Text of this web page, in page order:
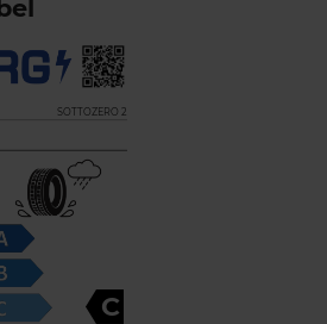
SOTTOZERO 2
C